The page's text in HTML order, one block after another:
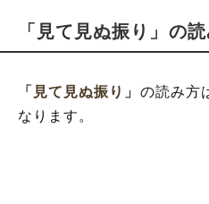
「見て見ぬ振り」の
「見て見ぬ振り」 の読み方
なります。